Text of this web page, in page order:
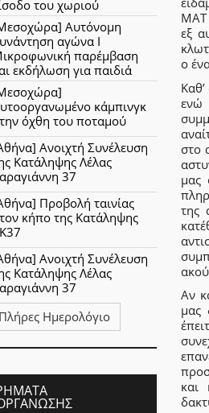
ΜΑΤ
εξ
ο
ενώ
στο
μας
της
Αν
μας
και
του χωριού
Αυτόνομη
αγώνα Ι
παρέμβαση
εκδήλωση για παιδιά
κάμπινγκ
όχθη του ποταμού
Ανοιχτή Συνέλευση
Κατάληψης Λέλας
37
Προβολή ταινίας
κήπο της Κατάληψης
Ανοιχτή Συνέλευση
Κατάληψης Λέλας
37
Πλήρες Ημερολόγιο